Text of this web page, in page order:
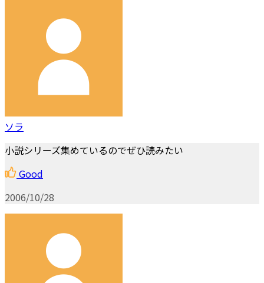
ソラ
小説シリーズ集めているのでぜひ読みたい
Good
2006/10/28